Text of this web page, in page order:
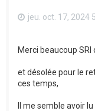
jeu. oct. 17, 2024
Merci beaucoup SRI
et désolée pour le
ces temps,
Il me semble avoir